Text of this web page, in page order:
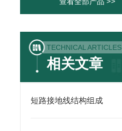
TECHNICAL ARTICLES
相关文章
短路接地线结构组成